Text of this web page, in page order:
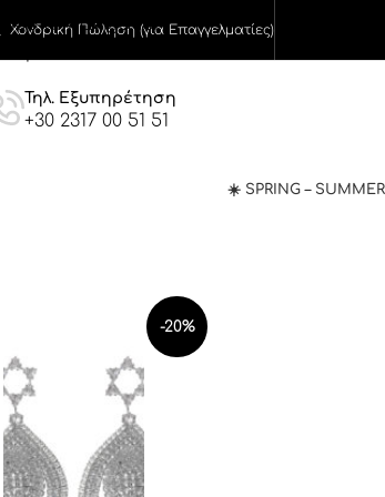
Skip to navigation
Χονδρική Πώληση (για Επαγγελματίες)
Τηλ. Εξυπηρέτηση
+30 2317 00 51 51
☀️ SPRING –
-20%